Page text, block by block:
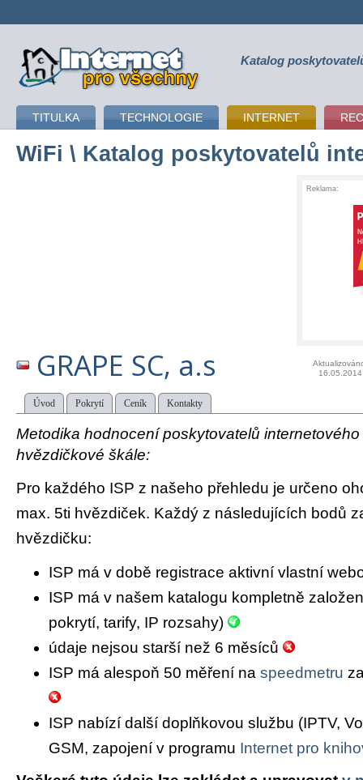
připojení k internetu Katalog
TITULKA TECHNOLOGIE INTERNET
WiFi \ Katalog poskytovatelů
Reklama:
GRAPE SC, a.s
16.05.2014
Úvod Pokrytí Ceník Kontakty
Metodika hodnocení poskytovatelů
hvězdičkové škále:
Pro každého ISP z našeho přehledu je určeno
max. 5ti hvězdiček. Každý z následujících bodů
hvězdičku:
ISP má v době registrace aktivní vlastní
ISP má v našem katalogu kompletně
pokrytí, tarify, IP rozsahy)
údaje nejsou starší než 6 měsíců
ISP má alespoň 50 měření na speedmetru
ISP nabízí další doplňkovou službu (IPTV,
GSM, zapojení v programu Internet pro